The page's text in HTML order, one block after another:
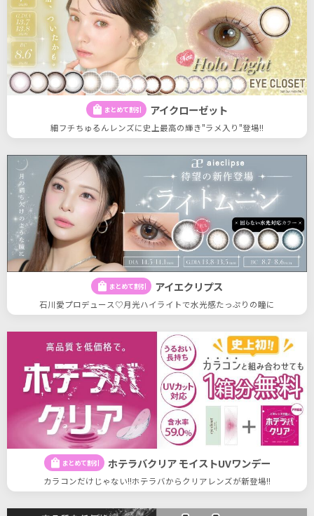
shopping_bag まとめて割引 アイクローゼット
細フチちゅるんレンズに史上最高の輝き"ラメ入り"登場!!
shopping_bag まとめて割引 アイエクリプス
石川愛プロデュース♡月光ハイライトで水光感たっぷりの瞳に
shopping_bag まとめて割引 ホテラバクリア モイストUVワンデー
カラコンだけじゃない!!ホテラバからクリアレンズが新登場!!